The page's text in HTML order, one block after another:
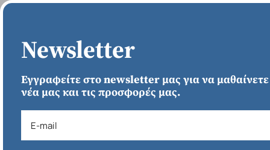
Newsletter
Εγγραφείτε στο newsletter μας για να
νέα μας και τις προσφορές μας.